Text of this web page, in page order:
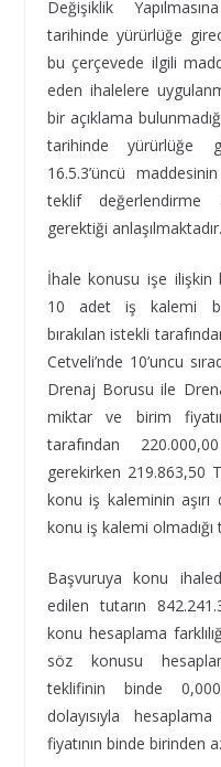
Değişiklik
tarihinde yürürlüğe
bu çerçevede ilgili
eden ihalelere
bir açıklama
tarihinde yürürlüğe
16.5.3’üncü
teklif değerlendirme
gerektiği anlaşılmaktadır.
İhale konusu işe
10 adet iş kalemi
bırakılan istekli
Cetveli’nde 10’uncu
Drenaj Borusu ile
miktar ve birim
tarafından
gerekirken 219.863,50
konu iş kaleminin aşırı
konu iş kalemi
Başvuruya konu
edilen tutarın
konu hesaplama
söz konusu
teklifinin binde
dolayısıyla
fiyatının binde birinden